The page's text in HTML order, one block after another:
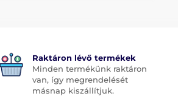
Raktáron lévő termékek
Minden termékünk raktáron
van, így megrendelését
másnap kiszállítjuk.